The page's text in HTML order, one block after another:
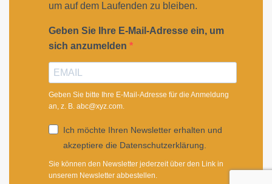
um auf dem Laufenden zu bleiben.
Geben Sie Ihre E-Mail-Adresse ein, um
sich anzumelden
Geben Sie bitte Ihre E-Mail-Adresse für die Anmeldung
an, z. B. abc@xyz.com.
Ich möchte Ihren Newsletter erhalten und
akzeptiere die Datenschutzerklärung.
Sie können den Newsletter jederzeit über den Link in
unserem Newsletter abbestellen.